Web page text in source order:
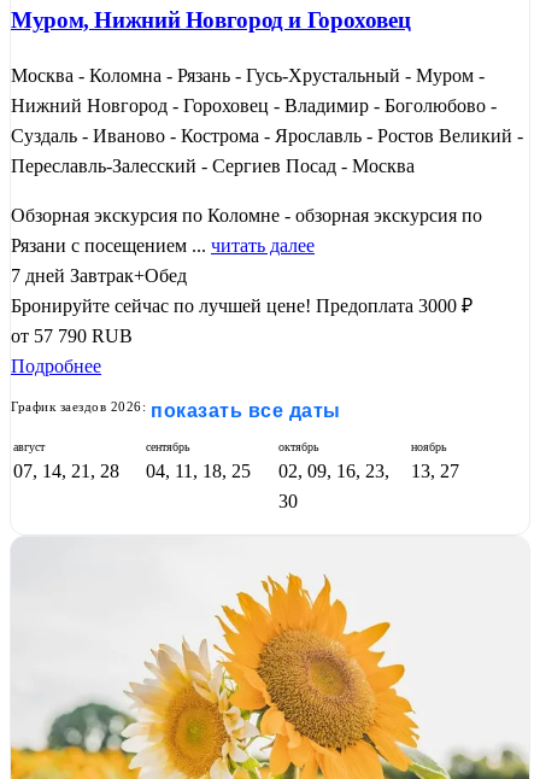
Муром, Нижний Новгород и Гороховец
Москва - Коломна - Рязань - Гусь-Хрустальный - Муром -
Нижний Новгород - Гороховец - Владимир - Боголюбово -
Суздаль - Иваново - Кострома - Ярославль - Ростов Великий -
Переславль-Залесский - Сергиев Посад - Москва
Обзорная экскурсия по Коломне - обзорная экскурсия по
Рязани с посещением ... читать далее
7 дней Завтрак+Обед
Бронируйте сейчас по лучшей цене! Предоплата 3000 ₽
от 57 790 RUB
Подробнее
График заездов 2026: показать все даты
август
07, 14, 21, 28
сентябрь
04, 11, 18, 25
октябрь
02, 09, 16, 23,
30
ноябрь
13, 27